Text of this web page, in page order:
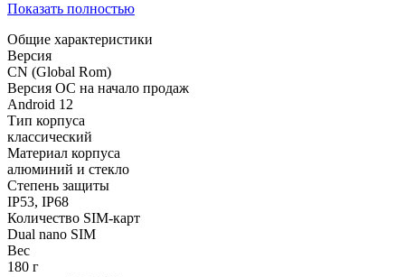
Показать полностью
Общие характеристики
Версия
CN (Global Rom)
Версия ОС на начало продаж
Android 12
Тип корпуса
классический
Материал корпуса
алюминий и стекло
Степень защиты
IP53, IP68
Количество SIM-карт
Dual nano SIM
Вес
180 г